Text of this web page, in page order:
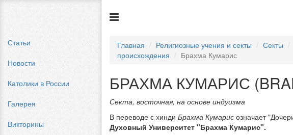
Статьи
Новости
Католики в России
Галерея
Викторины
Главная Религиозные учения и секты Секты
происхождения
Брахма Кумарис
БРАХМА КУМАРИС
Секта, восточная, на основе индуизма
В переводе с хинди Брахма Кумарис означает
Духовный Университет "Брахма Кумарис".